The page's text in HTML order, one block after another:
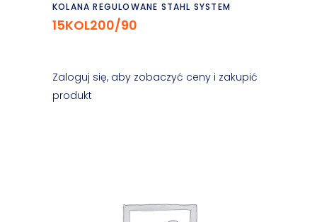
KOLANA REGULOWANE STAHL SYSTEM
15KOL200/90
Zaloguj się, aby zobaczyć ceny i zakupić
produkt